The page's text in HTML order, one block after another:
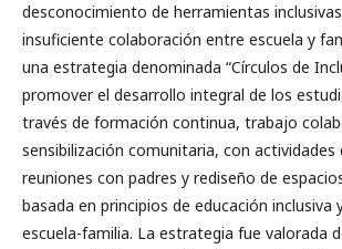
desconocimiento de herramientas
insuficiente colaboración entre escuela y
una estrategia denominada “Círculos de
promover el desarrollo integral de los
través de formación continua, trabajo
sensibilización comunitaria, con
reuniones con padres y rediseño de
basada en principios de educación inclusiva
escuela-familia. La estrategia fue valorada